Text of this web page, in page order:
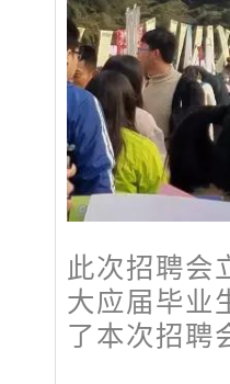
此次招聘会
大应届毕业
了本次招聘